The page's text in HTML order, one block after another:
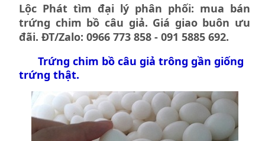
Lộc Phát tìm đại lý phân phối: mua bán
trứng chim bồ câu giả. Giá giao buôn ưu
đãi. ĐT/Zalo: 0966 773 858 - 091 5885 692.
Trứng chim bồ câu giả trông gần giống
trứng thật.